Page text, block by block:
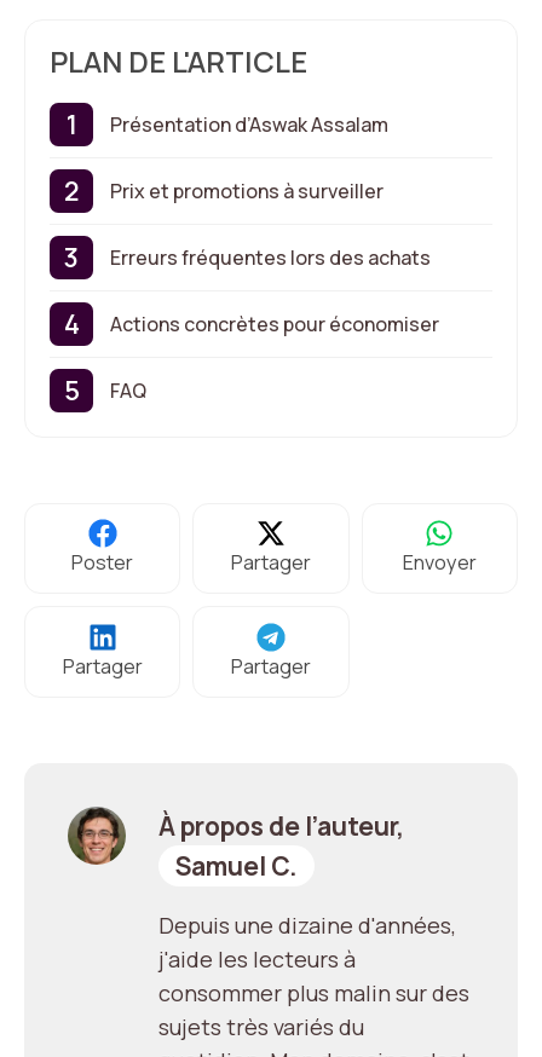
PLAN DE L'ARTICLE
Présentation d’Aswak Assalam
Prix et promotions à surveiller
Erreurs fréquentes lors des achats
Actions concrètes pour économiser
FAQ
Poster Partager Envoyer
Partager Partager
À propos de l’auteur,
Samuel C.
Depuis une dizaine d'années,
j'aide les lecteurs à
consommer plus malin sur des
sujets très variés du